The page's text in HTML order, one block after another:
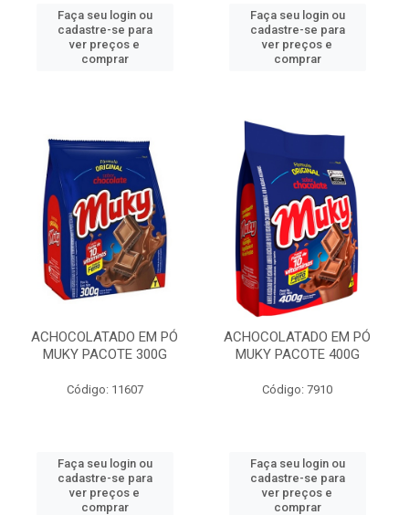
Faça seu login ou
cadastre-se para
ver preços e
comprar
Faça seu login ou
cadastre-se para
ver preços e
comprar
ACHOCOLATADO EM PÓ
MUKY PACOTE 300G
Código: 11607
Faça seu login ou
cadastre-se para
ver preços e
comprar
ACHOCOLATADO EM PÓ
MUKY PACOTE 400G
Código: 7910
Faça seu login ou
cadastre-se para
ver preços e
comprar